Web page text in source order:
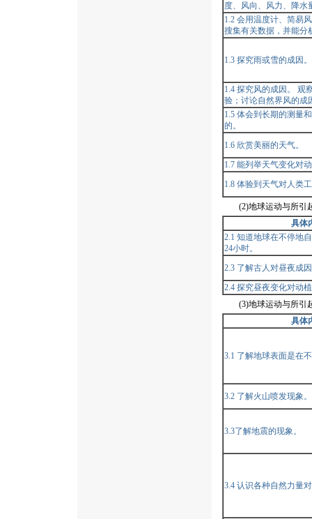
度、风向、风力、降水
1.2 会用温度计、简易
搜集有关数据，并能分
1.3 探究雨或雪的成因。
1.4 探究风的成因。 观
验；讨论自然界风的成
1.5 体会到长期的测量
的。
1.6 欣赏美丽的天气。
1.7 能列举天气变化对
1.8 体验到天气对人类
(2)地球运动与所引起
具体
2.1 知道地球在不停地
24小时。
2.3 了解古人对昼夜成
2.4 探究昼夜变化对动
(3)地球运动与所引起
具体
3.1 了解地球表面是在
3.2 了解火山喷发现象。
3.3了解地震的现象。
3.4 认识各种自然力量